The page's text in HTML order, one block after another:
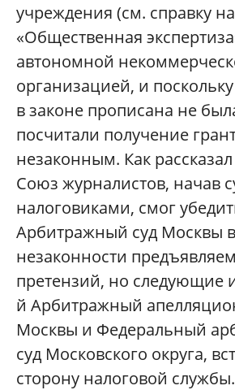
учреждения (см. справку
«Общественная
автономной
организацией, и
в законе прописана не
посчитали получение
незаконным. Как
Союз журналистов, начав
налоговиками, смог
Арбитражный суд Москвы в
незаконности
претензий, но следующие
й Арбитражный
Москвы и Федеральный
суд Московского округа,
сторону налоговой